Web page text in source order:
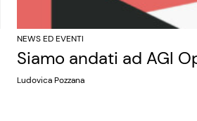
NEWS ED EVENTI
Siamo andati ad AGI
Ludovica Pozzana